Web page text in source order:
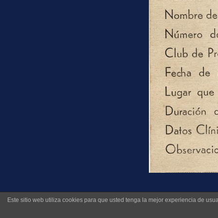
Disputó 169
Primera del
Este sitio web utiliza cookies para que usted tenga la mejor experiencia de